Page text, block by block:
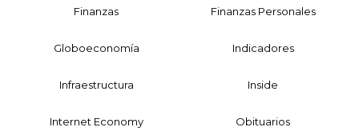
Finanzas Finanzas Personales
Globoeconomía Indicadores
Infraestructura Inside
Internet Economy Obituarios